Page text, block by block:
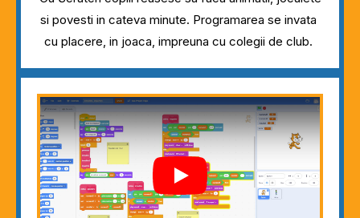
si povesti in cateva minute. Programarea se invata
cu placere, in joaca, impreuna cu colegii de club.
Play